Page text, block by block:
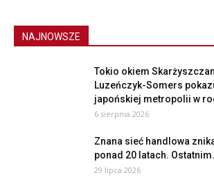
NAJNOWSZE
Tokio okiem
Luzeńczyk-Somers
japońskiej metropolii w
6 sierpnia 2026
Znana sieć handlowa
ponad 20 latach.
29 lipca 2026